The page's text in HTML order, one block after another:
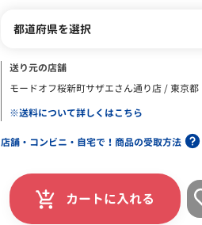
都道府県を選択
送り元の店舗
モードオフ桜新町サザエさん通り店 / 東京都
※送料について詳しくはこちら
店舗・コンビニ・自宅で！商品の受取方法
カートに入れる